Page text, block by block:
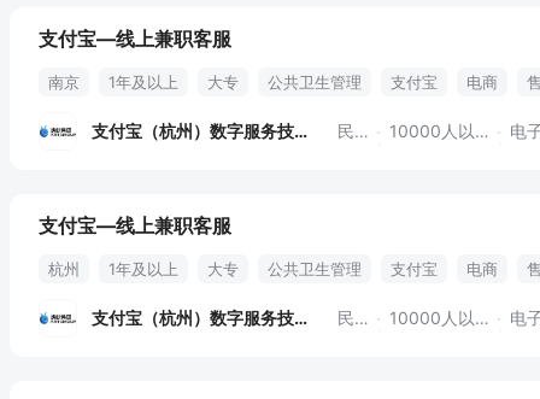
支付宝—线上兼职客服
南京 1年及以上 大专 公共卫生管理 支付宝 电商
支付宝（杭州）数字服务技术 民营 10000人以上 电
支付宝—线上兼职客服
杭州 1年及以上 大专 公共卫生管理 支付宝 电商
支付宝（杭州）数字服务技术 民营 10000人以上 电